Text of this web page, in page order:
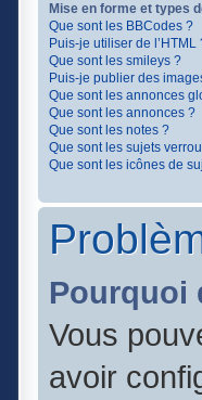
Mise en forme et types
Que sont les BBCodes ?
Puis-je utiliser de l’HTML
Que sont les smileys ?
Puis-je publier des
Que sont les annonces
Que sont les annonces ?
Que sont les notes ?
Que sont les sujets
Que sont les icônes de
Pourquoi
Vous
avoir